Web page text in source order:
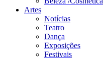
Artes
Notícias
Teatro
Dança
Exposições
Festivais